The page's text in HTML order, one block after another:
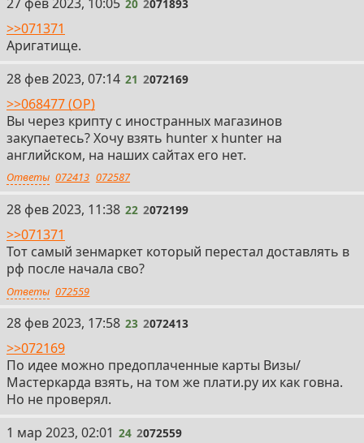
27 фев 2023, 10:05 20 2071893
>>071371
Аригатище.
21
28 фев 2023, 07:14 21 2072169
>>068477 (OP)
Вы через крипту с иностранных магазинов
закупаетесь? Хочу взять hunter x hunter на
английском, на наших сайтах его нет.
Ответы 072413 072587
22
28 фев 2023, 11:38 22 2072199
>>071371
Тот самый зенмаркет который перестал доставлять в
рф после начала сво?
Ответы 072559
23
28 фев 2023, 17:58 23 2072413
>>072169
По идее можно предоплаченные карты Визы/
Мастеркарда взять, на том же плати.ру их как говна.
Но не проверял.
24
1 мар 2023, 02:01 24 2072559